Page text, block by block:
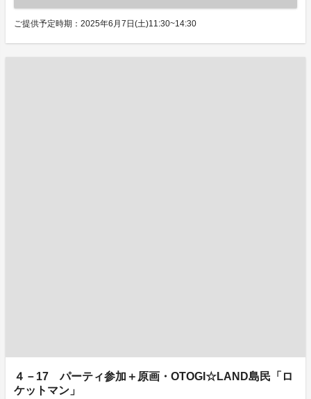
ご提供予定時期：2025年6月7日(土)11:30~14:30
４－17 パーティ参加＋原画・OTOGI☆LAND島民「ロ
ケットマン」